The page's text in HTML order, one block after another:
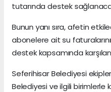
tutarında destek
Bunun yanı sıra, afetin
abonelere ait su
destek kapsamında
Seferihisar Belediyesi
Belediyesi ve ilgili birimlerle